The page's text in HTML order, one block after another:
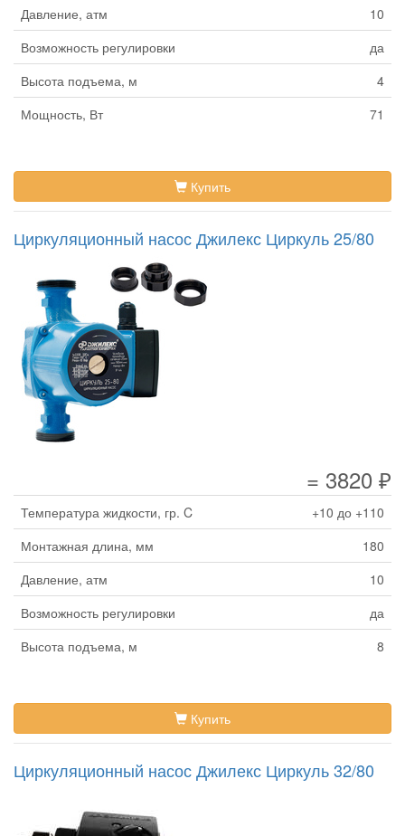
Давление, атм
10
Возможность регулировки
да
Высота подъема, м
4
Мощность, Вт
71
Купить
Циркуляционный насос Джилекс Циркуль 25/80
= 3820 ₽
Температура жидкости, гр. C
+10 до +110
Монтажная длина, мм
180
Давление, атм
10
Возможность регулировки
да
Высота подъема, м
8
Купить
Циркуляционный насос Джилекс Циркуль 32/80